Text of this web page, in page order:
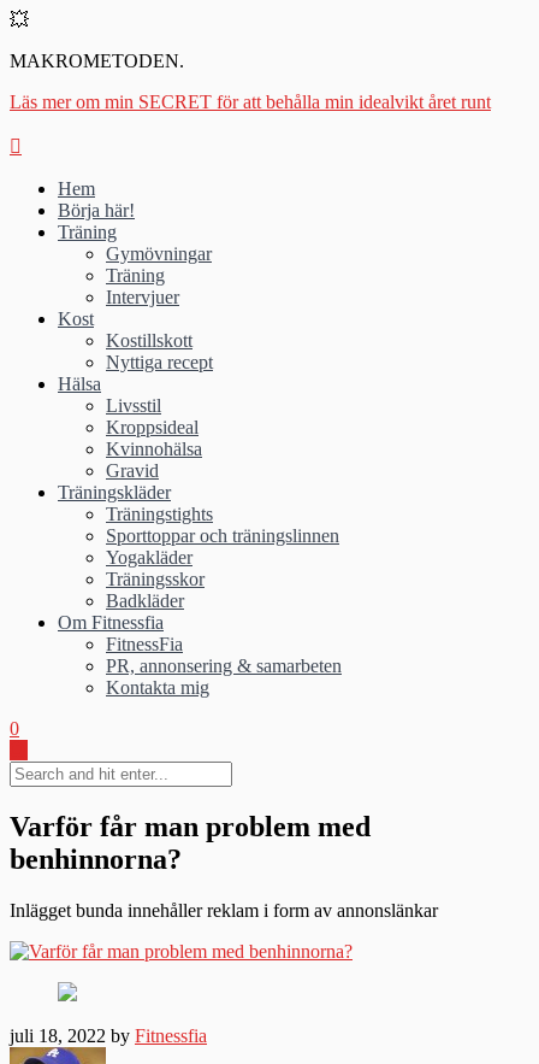
💥
MAKROMETODEN.
Läs mer om min SECRET för att behålla min idealvikt året runt
Hem
Börja här!
Träning
Gymövningar
Träning
Intervjuer
Kost
Kostillskott
Nyttiga recept
Hälsa
Livsstil
Kroppsideal
Kvinnohälsa
Gravid
Träningskläder
Träningstights
Sporttoppar och träningslinnen
Yogakläder
Träningsskor
Badkläder
Om Fitnessfia
FitnessFia
PR, annonsering & samarbeten
Kontakta mig
0
Varför får man problem med
benhinnorna?
Inlägget bunda innehåller reklam i form av annonslänkar
juli 18, 2022 by Fitnessfia